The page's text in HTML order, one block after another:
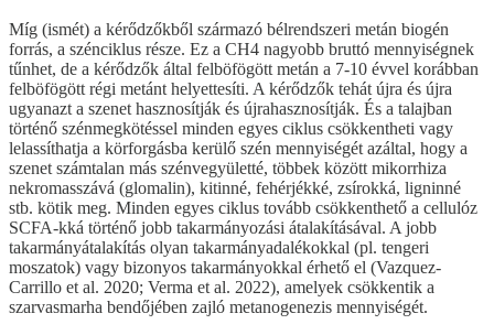
Míg (ismét) a kérődzőkből származó bélrendszeri metán biogén
forrás, a szénciklus része. Ez a CH4 nagyobb bruttó mennyiségnek
tűnhet, de a kérődzők által felböfögött metán a 7-10 évvel korábban
felböfögött régi metánt helyettesíti. A kérődzők tehát újra és újra
ugyanazt a szenet hasznosítják és újrahasznosítják. És a talajban
történő szénmegkötéssel minden egyes ciklus csökkentheti vagy
lelassíthatja a körforgásba kerülő szén mennyiségét azáltal, hogy a
szenet számtalan más szénvegyületté, többek között mikorrhiza
nekromasszává (glomalin), kitinné, fehérjékké, zsírokká, ligninné
stb. kötik meg. Minden egyes ciklus tovább csökkenthető a cellulóz
SCFA-kká történő jobb takarmányozási átalakításával. A jobb
takarmányátalakítás olyan takarmányadalékokkal (pl. tengeri
moszatok) vagy bizonyos takarmányokkal érhető el (Vazquez-
Carrillo et al. 2020; Verma et al. 2022), amelyek csökkentik a
szarvasmarha bendőjében zajló metanogenezis mennyiségét.